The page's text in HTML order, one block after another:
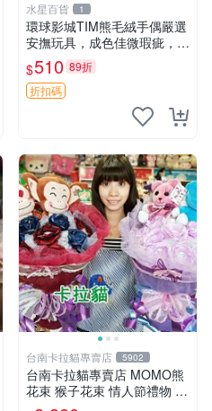
水星百貨 1
環球影城TIM熊毛絨手偶嚴選
安撫玩具，成色佳微瑕疵，贈
小禮物超值優惠 TIM熊 毛絨
手偶 安撫 toy 嚴選
$510 89折
折扣碼
台南卡拉貓專賣店 5902
台南卡拉貓專賣店 MOMO熊
花束 猴子花束 情人節禮物 二
選一 可繡字 可今天寄明天到